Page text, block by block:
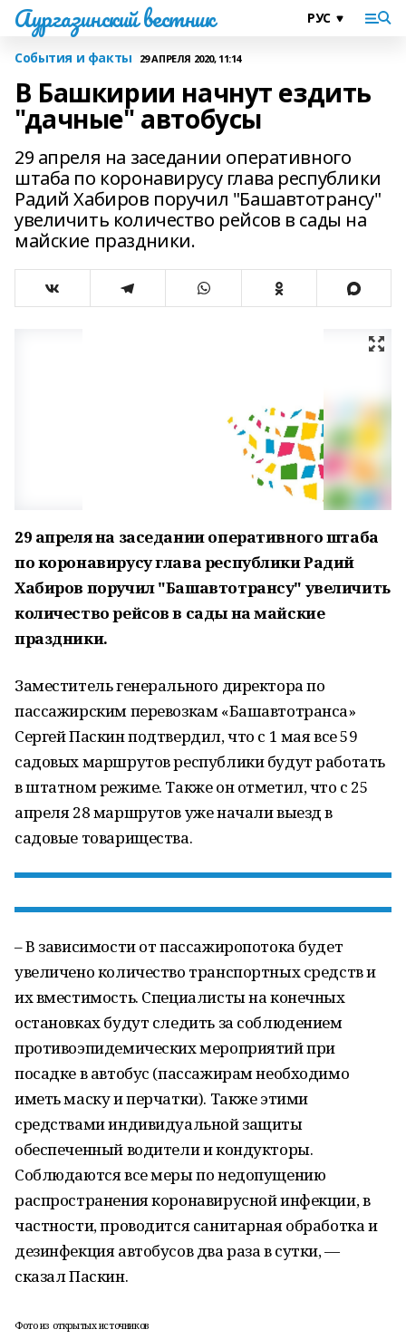
Аургазинский вестник
События и факты 29 АПРЕЛЯ 2020, 11:14
В Башкирии начнут ездить
"дачные" автобусы
29 апреля на заседании оперативного
штаба по коронавирусу глава республики
Радий Хабиров поручил "Башавтотрансу"
увеличить количество рейсов в сады на
майские праздники.
29 апреля на заседании оперативного штаба
по коронавирусу глава республики Радий
Хабиров поручил "Башавтотрансу" увеличить
количество рейсов в сады на майские
праздники.
Заместитель генерального директора по
пассажирским перевозкам «Башавтотранса»
Сергей Паскин подтвердил, что с 1 мая все 59
садовых маршрутов республики будут работать
в штатном режиме. Также он отметил, что с 25
апреля 28 маршрутов уже начали выезд в
садовые товарищества.
– В зависимости от пассажиропотока будет
увеличено количество транспортных средств и
их вместимость. Специалисты на конечных
остановках будут следить за соблюдением
противоэпидемических мероприятий при
посадке в автобус (пассажирам необходимо
иметь маску и перчатки). Также этими
средствами индивидуальной защиты
обеспеченный водители и кондукторы.
Соблюдаются все меры по недопущению
распространения коронавирусной инфекции, в
частности, проводится санитарная обработка и
дезинфекция автобусов два раза в сутки, —
сказал Паскин.
Фото из открытых источников